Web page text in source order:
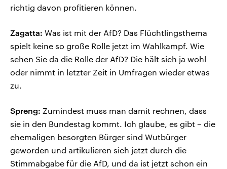
richtig davon profitieren können.
Zagatta: Was ist mit der AfD? Das Flüchtlingsthema
spielt keine so große Rolle jetzt im Wahlkampf. Wie
sehen Sie da die Rolle der AfD? Die hält sich ja wohl
oder nimmt in letzter Zeit in Umfragen wieder etwas
zu.
Spreng: Zumindest muss man damit rechnen, dass
sie in den Bundestag kommt. Ich glaube, es gibt – die
ehemaligen besorgten Bürger sind Wutbürger
geworden und artikulieren sich jetzt durch die
Stimmabgabe für die AfD, und da ist jetzt schon ein